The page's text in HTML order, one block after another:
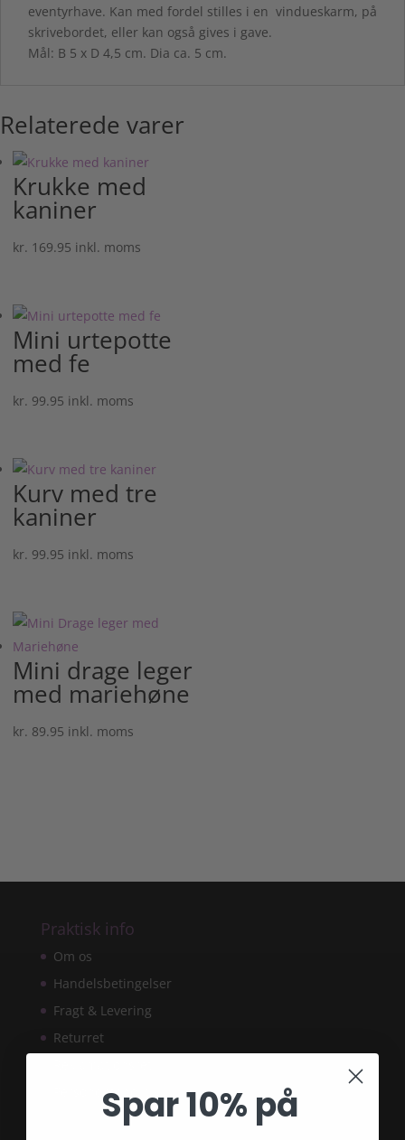
eventyrhave. Kan med fordel stilles i en vindueskarm, på
skrivebordet, eller kan også gives i gave.
Mål: B 5 x D 4,5 cm. Dia ca. 5 cm.
Relaterede varer
Krukke med
kaniner
kr. 169.95 inkl. moms
Mini urtepotte
med fe
kr. 99.95 inkl. moms
Kurv med tre
kaniner
kr. 99.95 inkl. moms
Mini drage leger
med mariehøne
kr. 89.95 inkl. moms
Praktisk info
Om os
Handelsbetingelser
Fragt & Levering
Returret
Persondatapolitik
Spar 10% på